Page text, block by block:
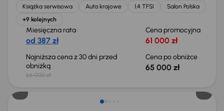
Książka serwisowa Auta krajowe 1.4 TFSI
Salon Polska
+9 kolejnych
Miesięczna rata
od 387 zł
Cena promocyjna
61 000 zł
Najniższa cena z 30 dni przed
obniżką
66 000 zł
Cena po obniżce
65 000 zł